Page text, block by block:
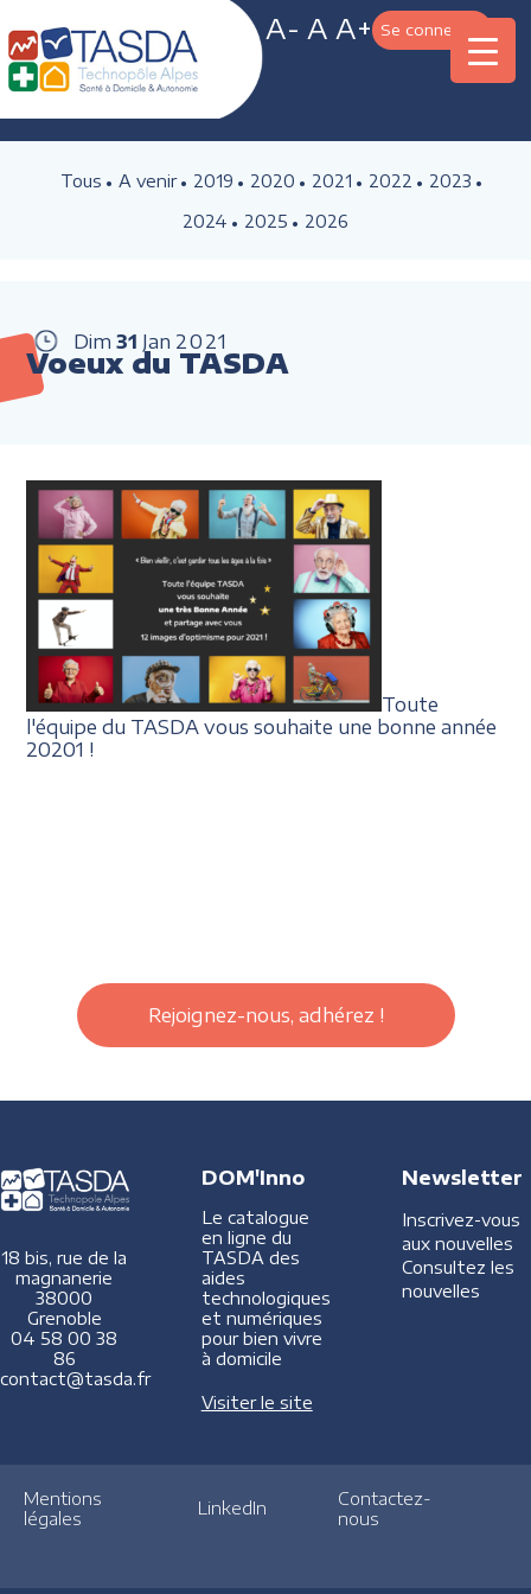
A- A A+ Se connecter
Tous A venir 2019 2020 2021 2022
2023
2024
2025 2026
Dim 31 Jan 2021
Voeux du TASDA
Toute
l'équipe du TASDA vous souhaite une bonne année
20201 !
Rejoignez-nous, adhérez !
18 bis, rue de la
magnanerie
38000
Grenoble
04 58 00 38
86
contact@tasda.fr
DOM'Inno
Le catalogue
en ligne du
TASDA des
aides
technologiques
et numériques
pour bien vivre
à domicile
Visiter le site
Newsletter
Inscrivez-vous
aux nouvelles
Consultez les
nouvelles
Mentions
légales
LinkedIn
Contactez-
nous